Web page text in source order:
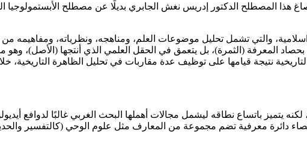
هذا المصطلح الدكتور إدريس نغش الجابري بديلًا عن مصطلح
والتي تشمل تحليل موضوعات العلم، ومناهجه، ونظرياته، ومفاهيمه
بحصاد المعرفة (الثمرة)، بل يتعمق في الحقل العلمي الذي أنتجها (الأصل)،
نتيجة قيامها على توظيف عدة مقاربات في تحليل الظاهرة التاريخية،
يتميز باتساع نطاقه ليشمل مجالات أهملها البحث الغربي غالبًا لدوافع
دائرة معرفية تضم مجموعة من المعارف مثل علوم الوحي (كالتفسير